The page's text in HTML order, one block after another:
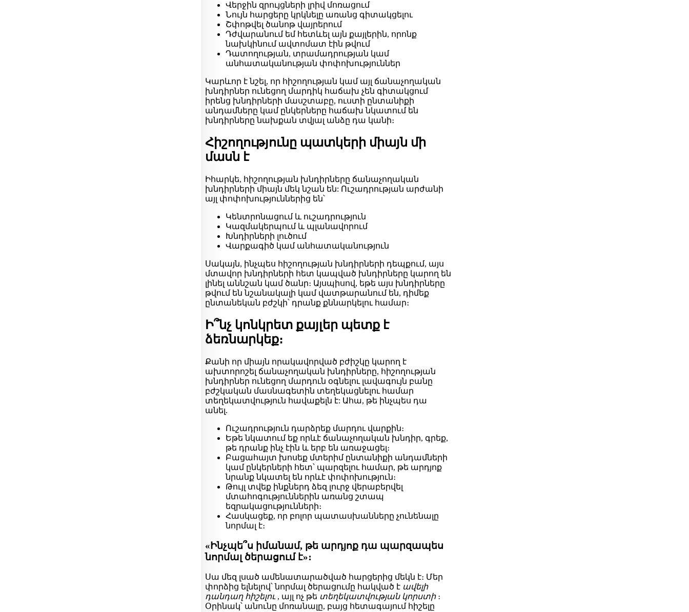
Վերջին զրույցների լրիվ մոռացում
Նույն հարցերը կրկնելը առանց գիտակցելու
Շփոթվել ծանոթ վայրերում
Դժվարանում եմ հետևել այն քայլերին, որոնք
նախկինում ավտոմատ էին թվում
Դատողության, տրամադրության կամ
անհատականության փոփոխություններ
Կարևոր է նշել, որ հիշողության կամ այլ ճանաչողական
խնդիրներ ունեցող մարդիկ հաճախ չեն գիտակցում
իրենց խնդիրների մասշտաբը, ուստի ընտանիքի
անդամները կամ ընկերները հաճախ նկատում են
խնդիրները նախքան տվյալ անձը դա կանի։
Հիշողությունը պատկերի միայն մի
մասն է
Իհարկե, հիշողության խնդիրները ճանաչողական
խնդիրների միայն մեկ նշան են: Ուշադրության արժանի
այլ փոփոխություններից են՝
Կենտրոնացում և ուշադրություն
Կազմակերպում և պլանավորում
Խնդիրների լուծում
Վարքագիծ կամ անհատականություն
Սակայն, ինչպես հիշողության խնդիրների դեպքում, այս
մտավոր խնդիրների հետ կապված խնդիրները կարող են
լինել աննշան կամ ծանր։ Այսպիսով, եթե այս խնդիրները
թվում են նշանակալի կամ վատթարանում են, դիմեք
ընտանեկան բժշկի՝ դրանք քննարկելու համար։
Ի՞նչ կոնկրետ քայլեր պետք է
ձեռնարկեք։
Քանի որ միայն որակավորված բժիշկը կարող է
ախտորոշել ճանաչողական խնդիրները, հիշողության
խնդիրներ ունեցող մարդուն օգնելու լավագույն բանը
բժշկական մասնագետին տեղեկացնելու համար
տեղեկատվություն հավաքելն է: Ահա, թե ինչպես դա
անել.
Ուշադրություն դարձրեք մարդու վարքին։
Եթե ​​նկատում եք որևէ ճանաչողական խնդիր, գրեք,
թե դրանք ինչ էին և երբ են առաջացել։
Բացահայտ խոսեք մտերիմ ընտանիքի անդամների
կամ ընկերների հետ՝ պարզելու համար, թե արդյոք
նրանք նկատել են որևէ փոփոխություն։
Թույլ տվեք ինքներդ ձեզ լուրջ վերաբերվել
մտահոգություններին առանց շտապ
եզրակացությունների։
Հասկացեք, որ բոլոր պատասխանները չունենալը
նորմալ է։
«Ինչպե՞ս իմանամ, թե արդյոք դա պարզապես
նորմալ ծերացում է»։
Սա մեզ լսած ամենատարածված հարցերից մեկն է։ Մեր
փորձից ելնելով՝ նորմալ ծերացումը հակված է ավելի
դանդաղ հիշելու, այլ ոչ թե տեղեկատվության կորստի։
Օրինակ՝ անունը մոռանալը, բայց հետագայում հիշելը